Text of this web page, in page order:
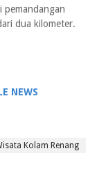
pemandangan
dua kilometer.
NEWS
Kolam Renang